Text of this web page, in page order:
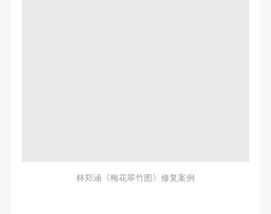
林郑涵《梅花翠竹图》修复案例